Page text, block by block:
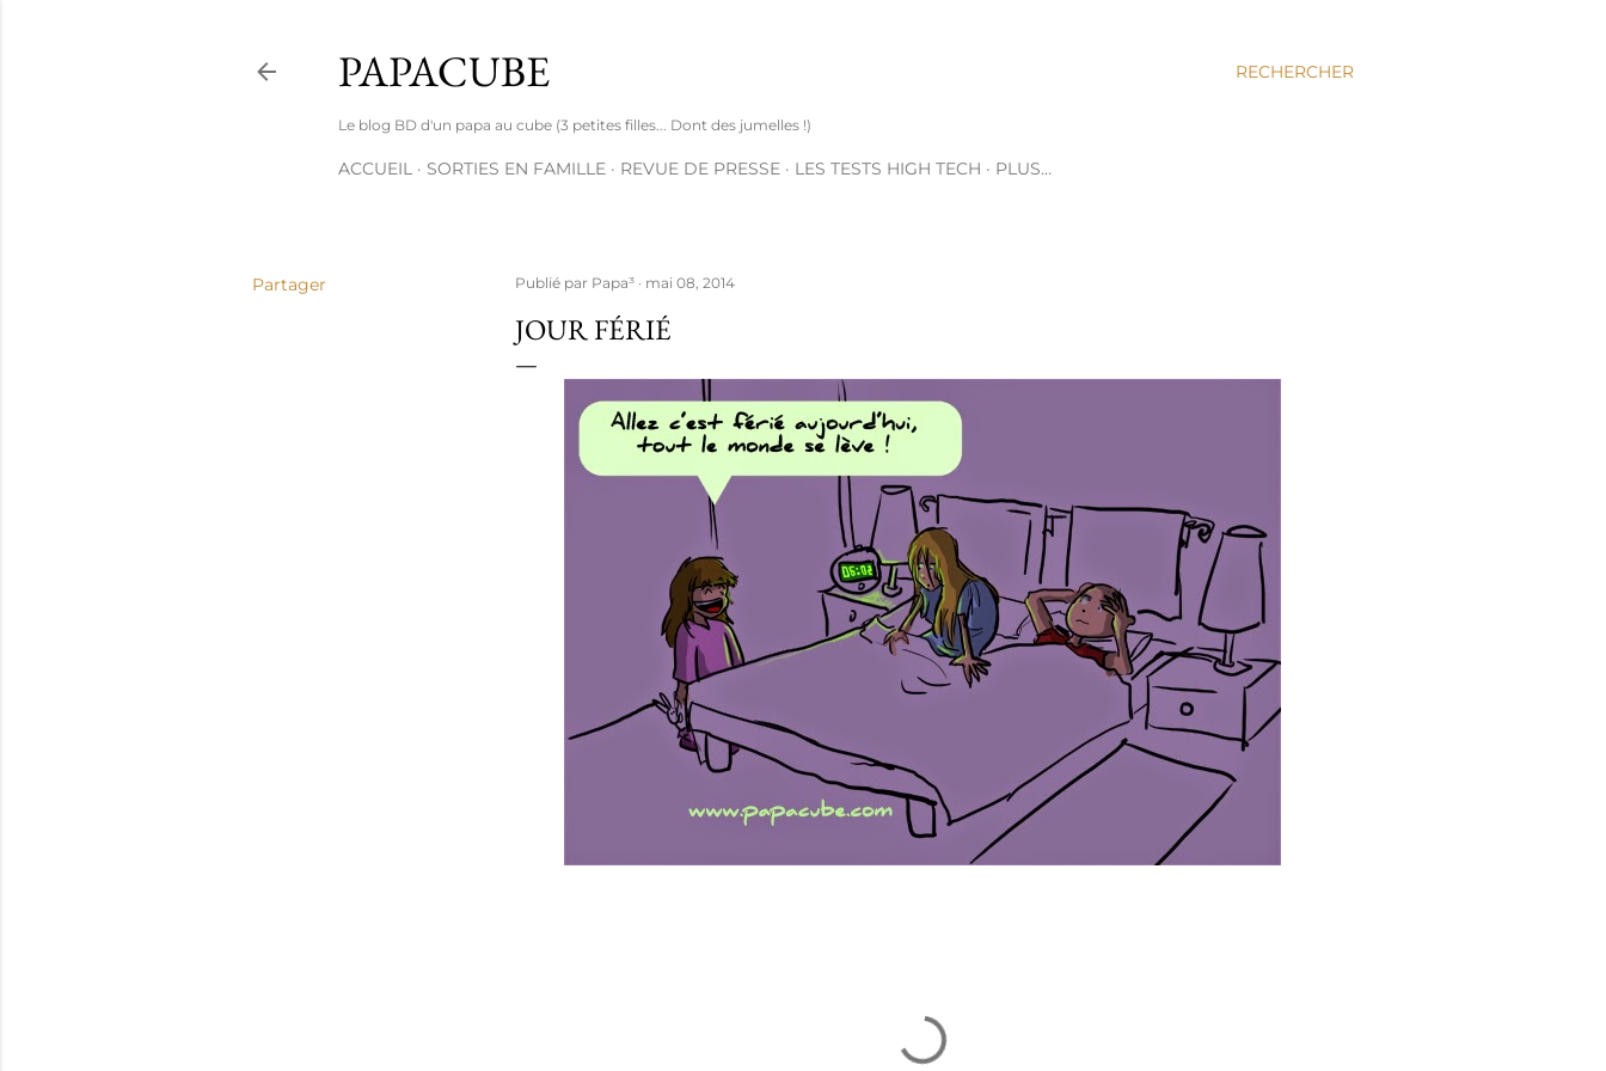
RECHERCHER
PAPACUBE
Le blog BD d'un papa au cube (3 petites filles... Dont des jumelles !)
ACCUEIL SORTIES EN FAMILLE REVUE DE PRESSE LES TESTS HIGH TECH PLUS…
Partager Publié par Papa³ mai 08, 2014
JOUR FÉRIÉ